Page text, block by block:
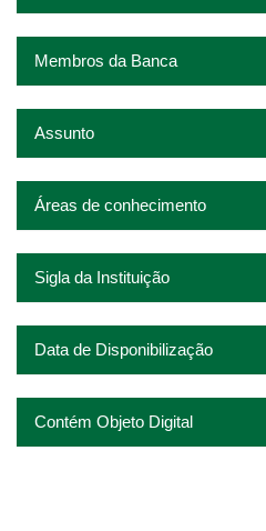
Membros da Banca
Assunto
Áreas de conhecimento
Sigla da Instituição
Data de Disponibilização
Contém Objeto Digital